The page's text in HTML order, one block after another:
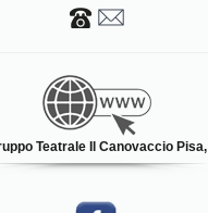
Teatrale Il Canovaccio Pisa,